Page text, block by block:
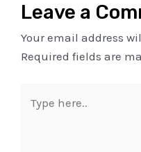
Leave a
Your email address
Required fields are